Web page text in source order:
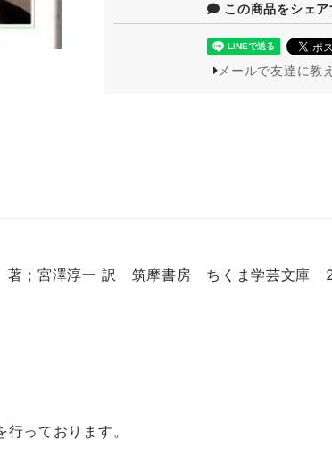
この商品をシェア
メールで友達に教
著 ; 宮澤淳一 訳 筑摩書房 ちくま学芸文庫
っております。